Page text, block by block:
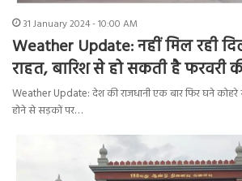
31 January 2024 - 10:00 AM
Weather Update: नहीं मिल रही
राहत, बारिश से हो सकती है
Weather Update: देश की राजधानी एक बार फिर घने कोहरे
होने से सड़कों पर…